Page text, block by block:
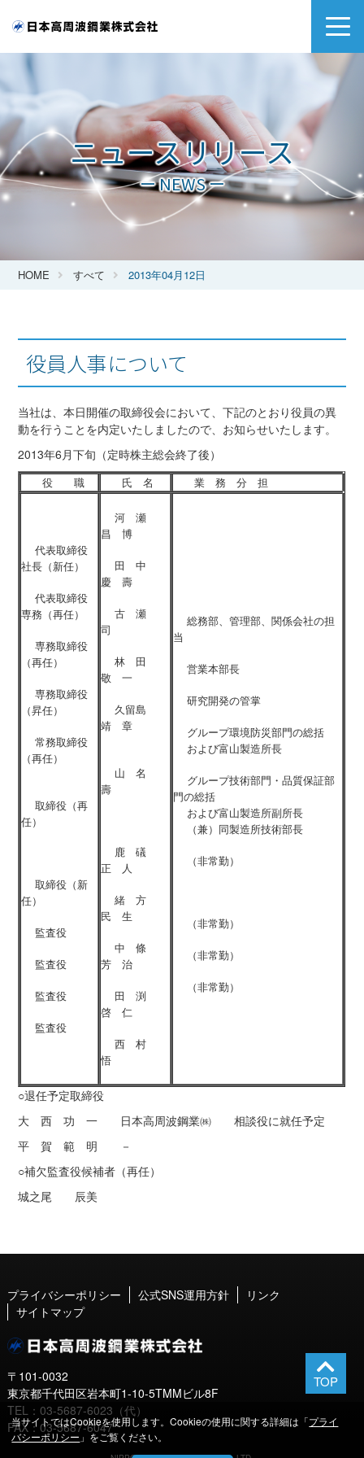
ニュースリリース
ー NEWS ー
HOME すべて 2013年04月12日
役員人事について
当社は、本日開催の取締役会において、下記のとおり役員の異
動を行うことを内定いたしましたので、お知らせいたします。
2013年6月下旬（定時株主総会終了後）
役 職 氏 名 業 務 分 担
代表取締役
社長（新任）
代表取締役
専務（再任）
専務取締役
（再任）
専務取締役
（昇任）
常務取締役
（再任）
取締役（再
任）
取締役（新
任）
監査役
監査役
監査役
監査役
河 瀬
昌 博
田 中
慶 壽
古 瀬
司
林 田
敬 一
久留島
靖 章
山 名
壽
鹿 礒
正 人
緒 方
民 生
中 條
芳 治
田 渕
啓 仁
西 村
悟
総務部、管理部、関係会社の担
当
営業本部長
研究開発の管掌
グループ環境防災部門の総括
および富山製造所長
グループ技術部門・品質保証部
門の総括
および富山製造所副所長
（兼）同製造所技術部長
（非常勤）
（非常勤）
（非常勤）
（非常勤）
○退任予定取締役
大 西 功 一 日本高周波鋼業㈱ 相談役に就任予定
平 賀 範 明 －
○補欠監査役候補者（再任）
城之尾 辰美
プライバシーポリシー 公式SNS運用方針
リンク
サイトマップ
〒101-0032
東京都千代田区岩本町1-10-5TMMビル8F
TEL：03-5687-6023（代）
FAX：03-5687-6047
当サイトではCookieを使用します。Cookieの使用に関する詳細は「プライ
バシーポリシー 」をご覧ください。